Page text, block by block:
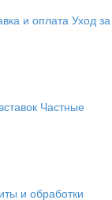
и оплата Уход за
Частные
и обработки